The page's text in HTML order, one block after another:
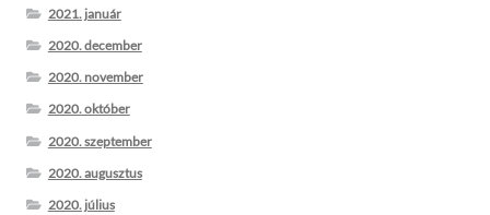
2021. január
2020. december
2020. november
2020. október
2020. szeptember
2020. augusztus
2020. július